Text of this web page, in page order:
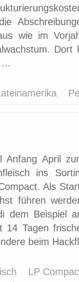
wie im
Anfang April
ins
Als
führen
dem Beispiel
Tagen
beim
LP